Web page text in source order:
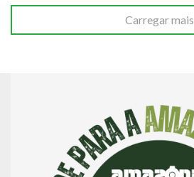
Carregar mais